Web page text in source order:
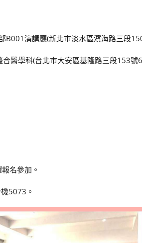
演講廳(新北市淡水區濱海路三段
醫學科(台北市大安區基隆路三段153號6
名參加。
5073。